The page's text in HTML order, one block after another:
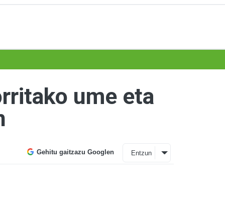
ume eta
Gehitu gaitzazu Googlen Entzun